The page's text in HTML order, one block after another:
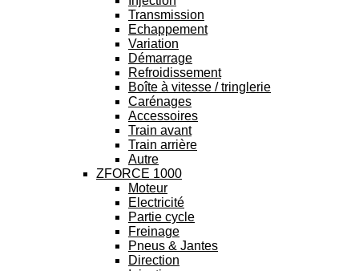
Transmission
Echappement
Variation
Démarrage
Refroidissement
Boîte à vitesse / tringlerie
Carénages
Accessoires
Train avant
Train arrière
Autre
ZFORCE 1000
Moteur
Electricité
Partie cycle
Freinage
Pneus & Jantes
Direction